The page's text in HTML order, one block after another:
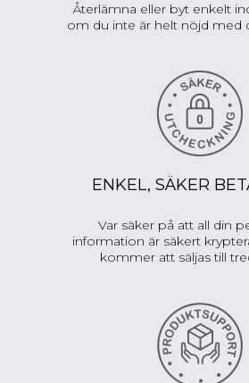
Återlämna eller byt enkelt
om du inte är helt nöjd med
ENKEL, SÄKER
Var säker på att all din
information är säkert
kommer att säljas till